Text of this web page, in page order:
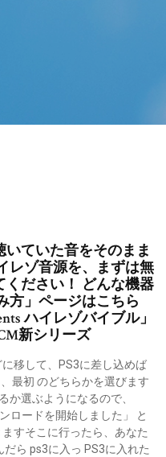
ていた音をそのまま
レゾ音源を、まずは無
ださい！ どんな機器
方」ページはこちら
ハイレゾバイブル」
新シリーズ
移して、PS3に差し込めば
最初 のどちらかを選びます
か選ぶようになるので、
ロードを開始しました」 と
すそこに行ったら、あなた
ら ps3に入っ PS3に入れた